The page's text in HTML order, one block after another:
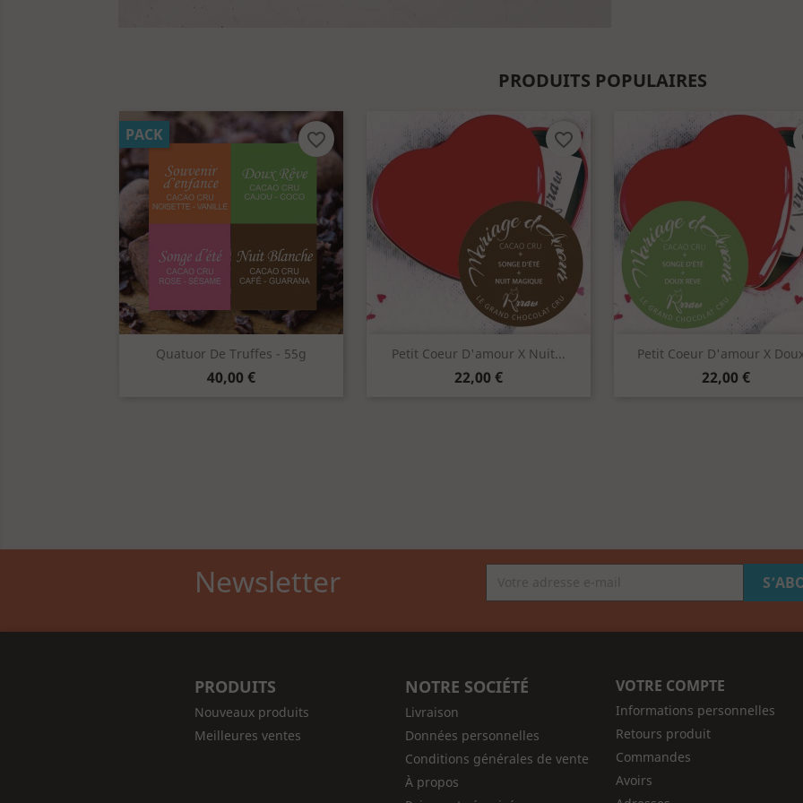
PRODUITS POPULAIRES
Quatuor De Truffes - 55g
Prix
40,00 €
PACK
Aperçu rapide
favorite_border
Petit Coeur D'amour X Nuit...
Prix
22,00 €
Aperçu rapide
favorite_border
Petit Coeur D'amour X
Prix
22,00 €
Aperçu rapide
Newsletter
PRODUITS
Nouveaux produits
Meilleures ventes
NOTRE SOCIÉTÉ
Livraison
Données personnelles
Conditions générales de vente
À propos
VOTRE COMPTE
Informations personnelles
Retours produit
Commandes
Avoirs